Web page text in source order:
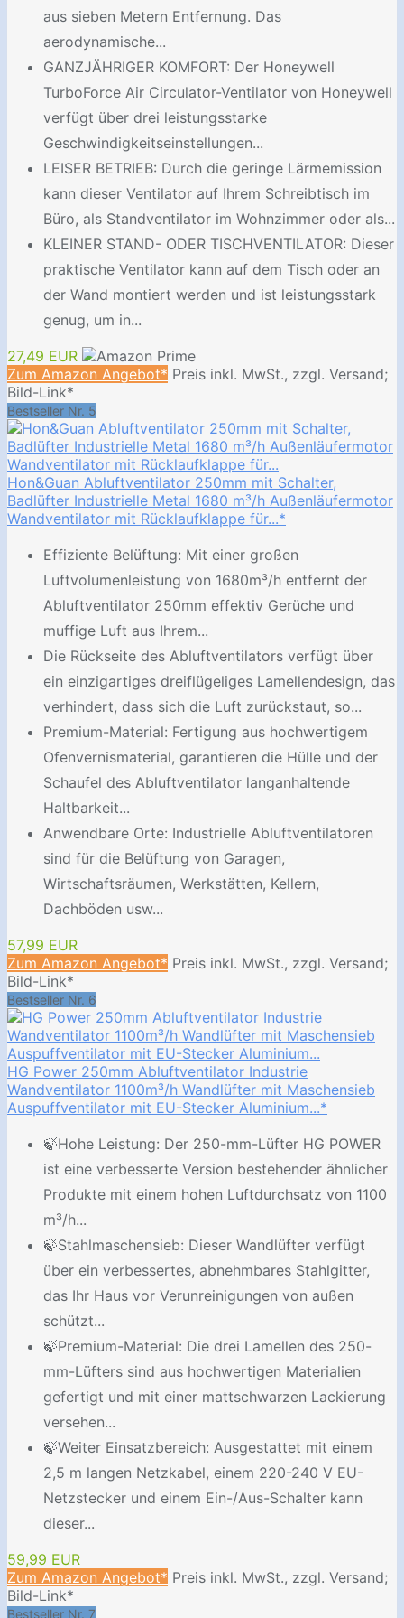
aus sieben Metern Entfernung. Das
aerodynamische...
GANZJÄHRIGER KOMFORT: Der Honeywell
TurboForce Air Circulator-Ventilator von Honeywell
verfügt über drei leistungsstarke
Geschwindigkeitseinstellungen...
LEISER BETRIEB: Durch die geringe Lärmemission
kann dieser Ventilator auf Ihrem Schreibtisch im
Büro, als Standventilator im Wohnzimmer oder als...
KLEINER STAND- ODER TISCHVENTILATOR: Dieser
praktische Ventilator kann auf dem Tisch oder an
der Wand montiert werden und ist leistungsstark
genug, um in...
27,49 EUR
Zum Amazon Angebot* Preis inkl. MwSt., zzgl. Versand;
Bild-Link*
Bestseller Nr. 5
Hon&Guan Abluftventilator 250mm mit Schalter,
Badlüfter Industrielle Metal 1680 m³/h Außenläufermotor
Wandventilator mit Rücklaufklappe für...*
Effiziente Belüftung: Mit einer großen
Luftvolumenleistung von 1680m³/h entfernt der
Abluftventilator 250mm effektiv Gerüche und
muffige Luft aus Ihrem...
Die Rückseite des Abluftventilators verfügt über
ein einzigartiges dreiflügeliges Lamellendesign, das
verhindert, dass sich die Luft zurückstaut, so...
Premium-Material: Fertigung aus hochwertigem
Ofenvernismaterial, garantieren die Hülle und der
Schaufel des Abluftventilator langanhaltende
Haltbarkeit...
Anwendbare Orte: Industrielle Abluftventilatoren
sind für die Belüftung von Garagen,
Wirtschaftsräumen, Werkstätten, Kellern,
Dachböden usw...
57,99 EUR
Zum Amazon Angebot* Preis inkl. MwSt., zzgl. Versand;
Bild-Link*
Bestseller Nr. 6
HG Power 250mm Abluftventilator Industrie
Wandventilator 1100m³/h Wandlüfter mit Maschensieb
Auspuffventilator mit EU-Stecker Aluminium...*
🍃Hohe Leistung: Der 250-mm-Lüfter HG POWER
ist eine verbesserte Version bestehender ähnlicher
Produkte mit einem hohen Luftdurchsatz von 1100
m³/h...
🍃Stahlmaschensieb: Dieser Wandlüfter verfügt
über ein verbessertes, abnehmbares Stahlgitter,
das Ihr Haus vor Verunreinigungen von außen
schützt...
🍃Premium-Material: Die drei Lamellen des 250-
mm-Lüfters sind aus hochwertigen Materialien
gefertigt und mit einer mattschwarzen Lackierung
versehen...
🍃Weiter Einsatzbereich: Ausgestattet mit einem
2,5 m langen Netzkabel, einem 220-240 V EU-
Netzstecker und einem Ein-/Aus-Schalter kann
dieser...
59,99 EUR
Zum Amazon Angebot* Preis inkl. MwSt., zzgl. Versand;
Bild-Link*
Bestseller Nr. 7